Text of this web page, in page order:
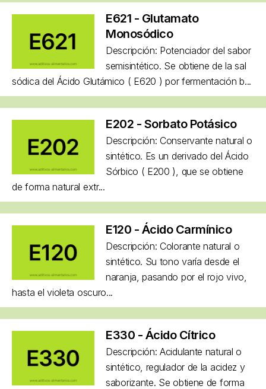
E621 - Glutamato
Monosódico
Descripción: Potenciador del sabor
semisintético. Se obtiene de la sal
sódica del Ácido Glutámico ( E620 ) por fermentación b...
E202 - Sorbato Potásico
Descripción: Conservante natural o
sintético. Es un derivado del Ácido
Sórbico ( E200 ), que se obtiene
de forma natural extr...
E120 - Ácido Carmínico
Descripción: Colorante natural o
sintético. Su tono varía desde el
naranja, pasando por el rojo vivo,
hasta el violeta oscuro...
E330 - Ácido Cítrico
Descripción: Acidulante natural o
sintético, regulador de la acidez y
saborizante. Se obtiene de forma